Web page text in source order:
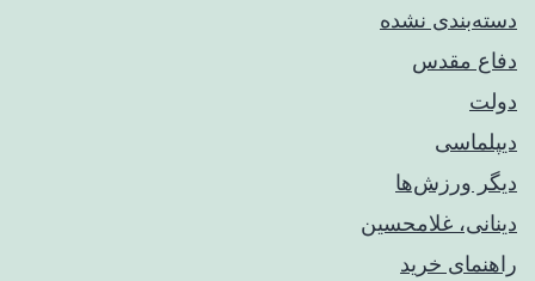
دسته‌بندی نشده
دفاع مقدس
دولت
دیپلماسی
دیگر ورزش‌ها
دینانی، غلامحسین
راهنمای خريد